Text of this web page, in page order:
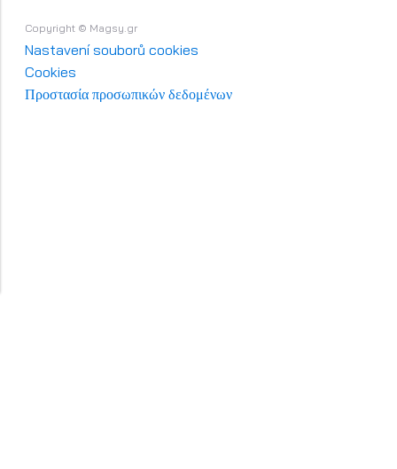
Copyright © Magsy.gr
Nastavení souborů cookies
Cookies
Προστασία προσωπικών δεδομένων